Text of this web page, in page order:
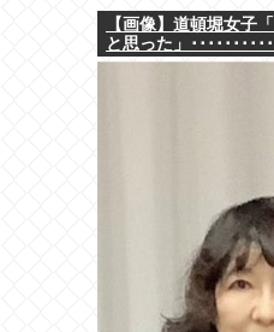
【画像】道頓堀女子
と思った」･････････